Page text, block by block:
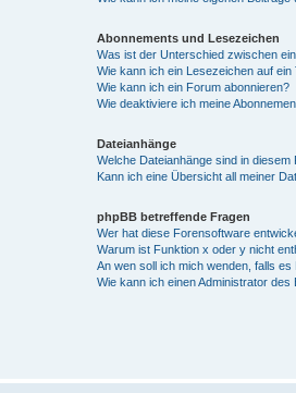
Abonnements und Lesezeichen
Was ist der Unterschied zwischen
Wie kann ich ein Lesezeichen auf
Wie kann ich ein Forum abonnieren?
Wie deaktiviere ich meine
Dateianhänge
Welche Dateianhänge sind in diesem
Kann ich eine Übersicht all meiner
phpBB betreffende Fragen
Wer hat diese Forensoftware
Warum ist Funktion x oder y nicht
An wen soll ich mich wenden, falls
Wie kann ich einen Administrator